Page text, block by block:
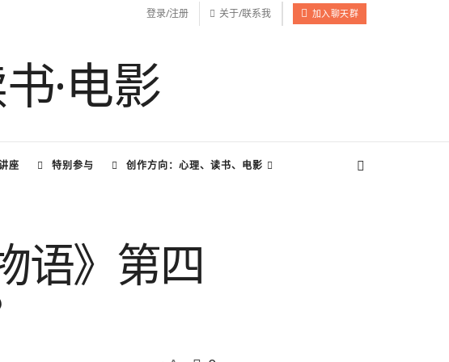
登录/注册 关于/联系我 加入聊天群
座 特别参与 创作方向：心理、读书、电影
语》第四